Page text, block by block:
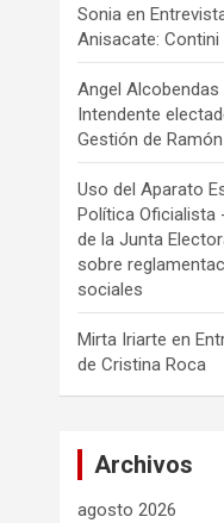
Sonia en
Anisacate: Contini
Angel Alcobendas
Intendente
Gestión de
Uso del Aparato
Política Oficialista
de la Junta
sobre
sociales
Mirta Iriarte en
de Cristina Roca
Archivos
agosto 2026